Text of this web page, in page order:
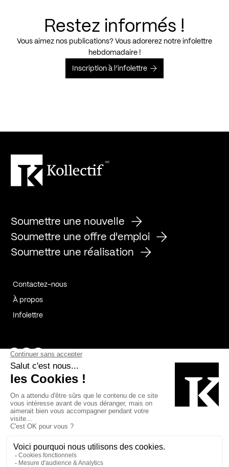
Restez informés !
Vous aimez nos publications? Vous adorerez notre infolettre
hebdomadaire !
Inscription à l’infolettre
Soumettre une nouvelle
Soumettre une offre d'emploi
Soumettre une réalisation
Contactez-nous
À propos
Infolettre
Page Facebook de Kollectif
Page Instagram de Kollectif
Page Linkedin de Kollectif
Bâtiment-Durable-Québec-1
Esquisses-1
MP-1 v2com-1